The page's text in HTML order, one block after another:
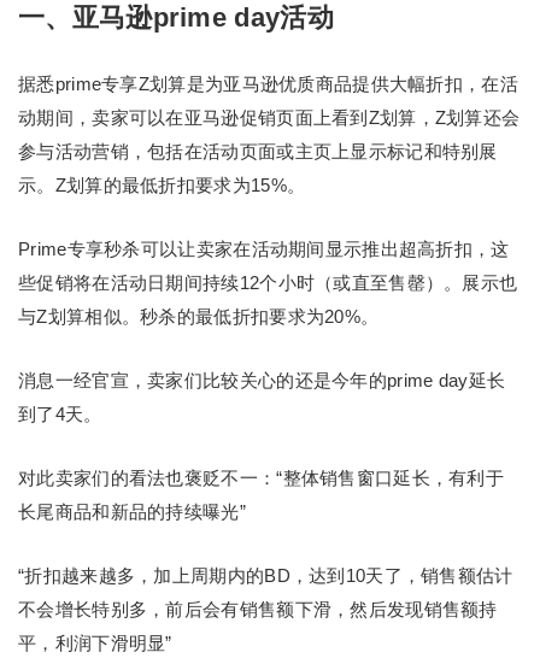
一、亚马逊prime day活动
据悉prime专享Z划算是为亚马逊优质商品提供大幅折扣，在活
动期间，卖家可以在亚马逊促销页面上看到Z划算，Z划算还会
参与活动营销，包括在活动页面或主页上显示标记和特别展
示。Z划算的最低折扣要求为15%。
Prime专享秒杀可以让卖家在活动期间显示推出超高折扣，这
些促销将在活动日期间持续12个小时（或直至售罄）。展示也
与Z划算相似。秒杀的最低折扣要求为20%。
消息一经官宣，卖家们比较关心的还是今年的prime day延长
到了4天。
对此卖家们的看法也褒贬不一：“整体销售窗口延长，有利于
长尾商品和新品的持续曝光”
“折扣越来越多，加上周期内的BD，达到10天了，销售额估计
不会增长特别多，前后会有销售额下滑，然后发现销售额持
平，利润下滑明显”